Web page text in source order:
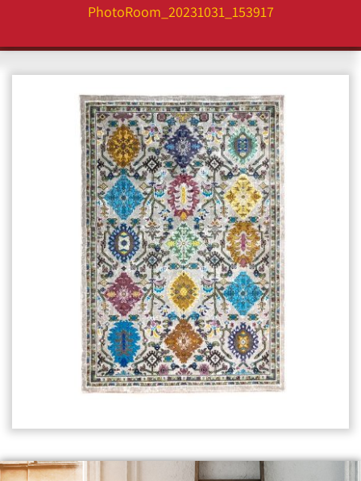
PhotoRoom_20231031_153917